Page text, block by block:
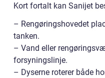
Kort fortalt kan Sanijet
– Rengøringshovedet
tanken.
– Vand eller
forsyningslinje.
– Dyserne roterer både